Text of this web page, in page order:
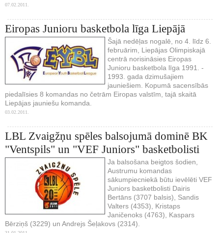
07.02.2011.
Eiropas Junioru basketbola līga Liepājā
Šajā nedēļas nogalē, no 4. līdz 6.
februārim, Liepājas Olimpiskajā
centrā norisināsies Eiropas
Junioru basketbola līga 1991. -
1993. gada dzimušajiem
jauniešiem. Kopumā sacensībās
piedalīsies 8 komandas no četrām Eiropas valstīm, tajā skaitā
Liepājas jauniešu komanda.
03.02.2011.
LBL Zvaigžņu spēles balsojumā dominē BK
"Ventspils" un "VEF Juniors" basketbolisti
Ja balsošana beigtos šodien,
Austrumu komandas
sākumpiecniekā būtu ievēlēti VEF
Juniors basketbolisti Dairis
Bertāns (3707 balsis), Sandis
Valters (4353), Kristaps
Janičenoks (4763), Kaspars
Bērziņš (3229) un Andrejs Šeļakovs (2314).